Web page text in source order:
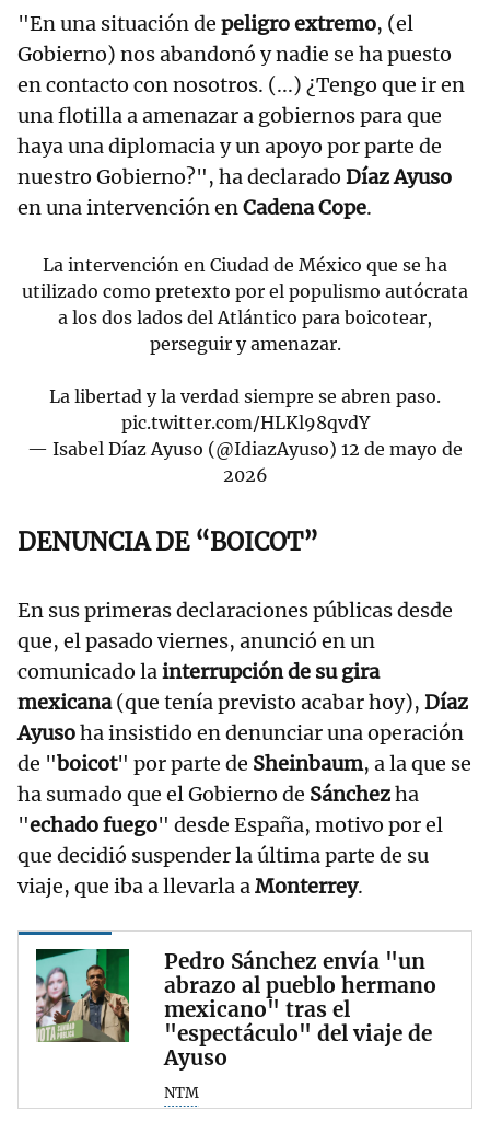
"En una situación de peligro extremo, (el
Gobierno) nos abandonó y nadie se ha puesto
en contacto con nosotros. (...) ¿Tengo que ir en
una flotilla a amenazar a gobiernos para que
haya una diplomacia y un apoyo por parte de
nuestro Gobierno?", ha declarado Díaz Ayuso
en una intervención enCadena Cope.
La intervención en Ciudad de México que se ha
utilizado como pretexto por el populismo autócrata
a los dos lados del Atlántico para boicotear,
perseguir y amenazar.
La libertad y la verdad siempre se abren paso.
pic.twitter.com/HLKl98qvdY
— Isabel Díaz Ayuso (@IdiazAyuso) 12 de mayo de
2026
DENUNCIA DE “BOICOT”
En sus primeras declaraciones públicas desde
que, el pasado viernes, anunció en un
comunicado lainterrupción de su gira
mexicana(que tenía previsto acabar hoy), Díaz
Ayusoha insistido en denunciar una operación
de "boicot" por parte de Sheinbaum, a la que se
ha sumado que el Gobierno de Sánchezha
"echado fuego" desde España, motivo por el
que decidió suspender la última parte de su
viaje, que iba a llevarla aMonterrey.
Pedro Sánchez envía "un
abrazo al pueblo hermano
mexicano" tras el
"espectáculo" del viaje de
Ayuso
NTM